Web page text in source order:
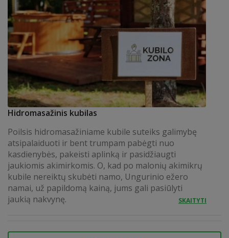
Hidromasažinis kubilas
Poilsis hidromasažiniame kubile suteiks galimybę
atsipalaiduoti ir bent trumpam pabėgti nuo
kasdienybės, pakeisti aplinką ir pasidžiaugti
jaukiomis akimirkomis. O, kad po malonių akimikrų
kubile nereiktų skubėti namo, Ungurinio ežero
namai, už papildomą kainą, jums gali pasiūlyti
jaukią nakvynę.
SKAITYTI